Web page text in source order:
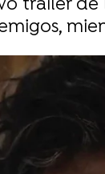
tráiler
para la